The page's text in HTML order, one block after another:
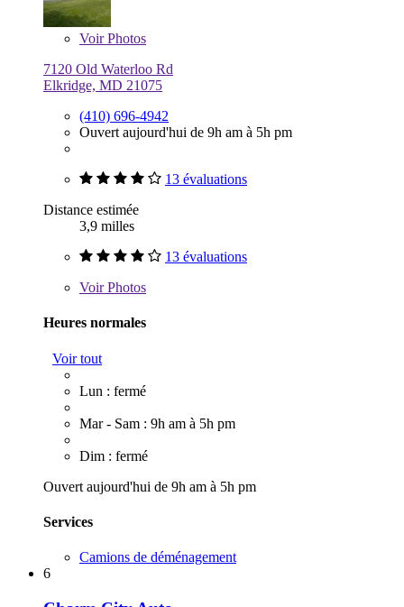
VoirPhotos
7120 Old Waterloo Rd
Elkridge, MD 21075
(410) 696-4942
Ouvert aujourd'hui de 9h am à 5h pm
13 évaluations
Distance estimée
3,9 milles
13 évaluations
VoirPhotos
Heures normales
Voir tout
Lun : fermé
Mar - Sam : 9h am à 5h pm
Dim : fermé
Ouvert aujourd'hui de 9h am à 5h pm
Services
Camions de déménagement
6